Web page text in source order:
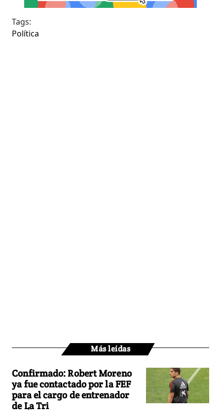
Tags:
Política
Más leídas
Confirmado: Robert Moreno
ya fue contactado por la FEF
para el cargo de entrenador
de La Tri